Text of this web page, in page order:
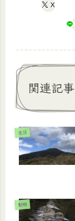
X
関連記事
生活
動物